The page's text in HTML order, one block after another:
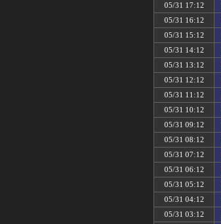
05/31 17:12
05/31 16:12
05/31 15:12
05/31 14:12
05/31 13:12
05/31 12:12
05/31 11:12
05/31 10:12
05/31 09:12
05/31 08:12
05/31 07:12
05/31 06:12
05/31 05:12
05/31 04:12
05/31 03:12